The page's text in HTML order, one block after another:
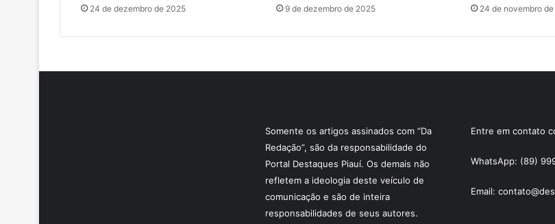
24 de dezembro de 2025 9 de dezembro de 2025 24 de novembro
Somente os artigos assinados com “Da
Redação”, são da responsabilidade do
Portal Destaques Piauí. Os demais não
refletem a ideologia deste veículo de
comunicação e são de inteira
responsabilidades de seus autores.
Entre em contato
WhatsApp: (89)
Email: